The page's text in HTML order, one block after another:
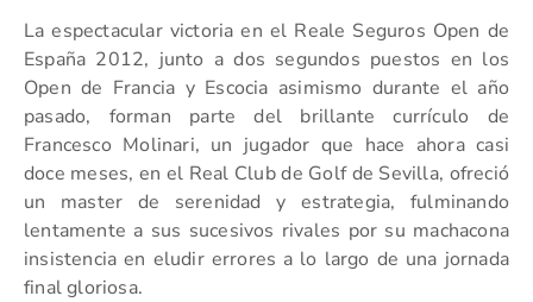
La espectacular victoria en el Reale Seguros Open de
España 2012, junto a dos segundos puestos en los
Open de Francia y Escocia asimismo durante el año
pasado, forman parte del brillante currículo de
Francesco Molinari, un jugador que hace ahora casi
doce meses, en el Real Club de Golf de Sevilla, ofreció
un master de serenidad y estrategia, fulminando
lentamente a sus sucesivos rivales por su machacona
insistencia en eludir errores a lo largo de una jornada
final gloriosa.